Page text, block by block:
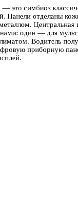
это симбиоз
Панели отделаны
Центральная
один — для
Водитель
приборную